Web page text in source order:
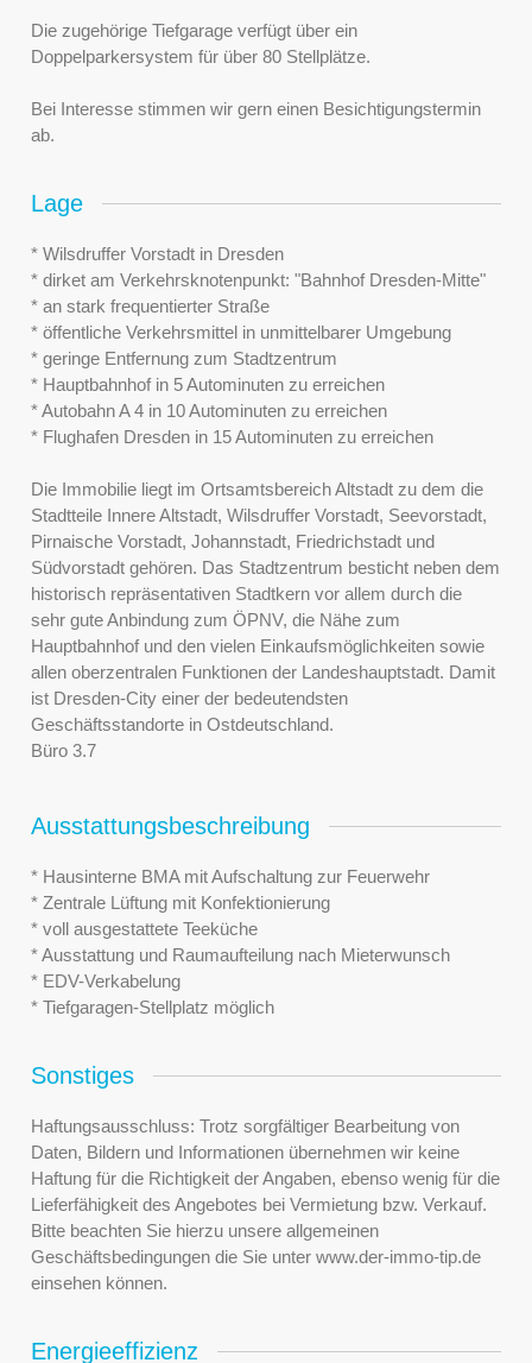
Die zugehörige Tiefgarage verfügt über ein
Doppelparkersystem für über 80 Stellplätze.
Bei Interesse stimmen wir gern einen Besichtigungstermin
ab.
Lage
* Wilsdruffer Vorstadt in Dresden
* dirket am Verkehrsknotenpunkt: "Bahnhof Dresden-Mitte"
* an stark frequentierter Straße
* öffentliche Verkehrsmittel in unmittelbarer Umgebung
* geringe Entfernung zum Stadtzentrum
* Hauptbahnhof in 5 Autominuten zu erreichen
* Autobahn A 4 in 10 Autominuten zu erreichen
* Flughafen Dresden in 15 Autominuten zu erreichen
Die Immobilie liegt im Ortsamtsbereich Altstadt zu dem die
Stadtteile Innere Altstadt, Wilsdruffer Vorstadt, Seevorstadt,
Pirnaische Vorstadt, Johannstadt, Friedrichstadt und
Südvorstadt gehören. Das Stadtzentrum besticht neben dem
historisch repräsentativen Stadtkern vor allem durch die
sehr gute Anbindung zum ÖPNV, die Nähe zum
Hauptbahnhof und den vielen Einkaufsmöglichkeiten sowie
allen oberzentralen Funktionen der Landeshauptstadt. Damit
ist Dresden-City einer der bedeutendsten
Geschäftsstandorte in Ostdeutschland.
Büro 3.7
Ausstattungsbeschreibung
* Hausinterne BMA mit Aufschaltung zur Feuerwehr
* Zentrale Lüftung mit Konfektionierung
* voll ausgestattete Teeküche
* Ausstattung und Raumaufteilung nach Mieterwunsch
* EDV-Verkabelung
* Tiefgaragen-Stellplatz möglich
Sonstiges
Haftungsausschluss: Trotz sorgfältiger Bearbeitung von
Daten, Bildern und Informationen übernehmen wir keine
Haftung für die Richtigkeit der Angaben, ebenso wenig für die
Lieferfähigkeit des Angebotes bei Vermietung bzw. Verkauf.
Bitte beachten Sie hierzu unsere allgemeinen
Geschäftsbedingungen die Sie unter www.der-immo-tip.de
einsehen können.
Energieeffizienz